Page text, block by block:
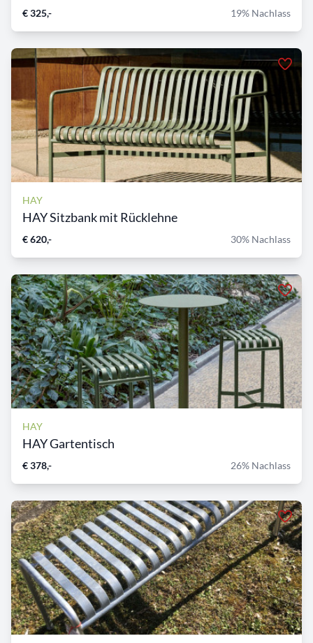
€ 325,- 19% Nachlass
HAY
HAY Sitzbank mit Rücklehne
€ 620,- 30% Nachlass
HAY
HAY Gartentisch
€ 378,- 26% Nachlass